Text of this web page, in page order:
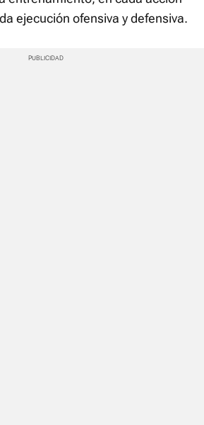
ejecución ofensiva y defensiva.